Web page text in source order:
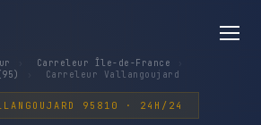
Carreleur Île-de-France
Carreleur Vallangoujard
95810 · 24H/24